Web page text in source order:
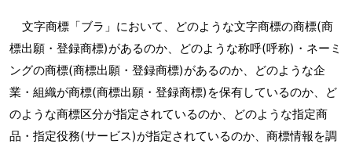
文字商標「ブラ」において、どのような文字商標の商標(商
標出願・登録商標)があるのか、どのような称呼(呼称)・ネーミ
ングの商標(商標出願・登録商標)があるのか、どのような企
業・組織が商標(商標出願・登録商標)を保有しているのか、ど
のような商標区分が指定されているのか、どのような指定商
品・指定役務(サービス)が指定されているのか、商標情報を調